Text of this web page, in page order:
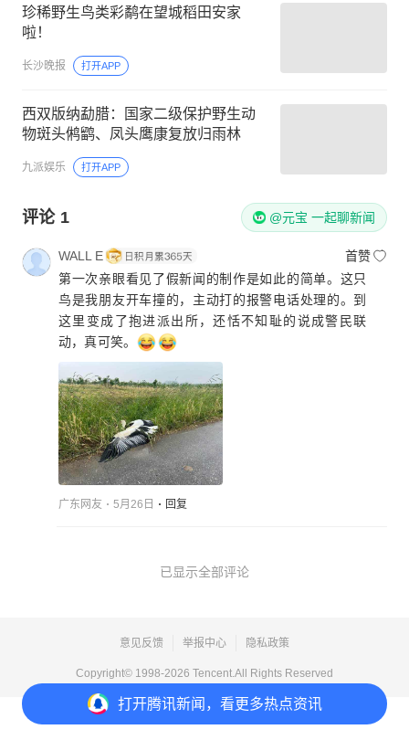
打开腾讯新闻，看更多热点资讯
珍稀野生鸟类彩鹬在望城稻田安家
啦！
长沙晚报 打开APP
西双版纳勐腊：国家二级保护野生动
物斑头鸺鹠、凤头鹰康复放归雨林
九派娱乐 打开APP
评论 1 @元宝 一起聊新闻
WALL E
首赞
第一次亲眼看见了假新闻的制作是如此的简单。这只
鸟是我朋友开车撞的，主动打的报警电话处理的。到
这里变成了抱进派出所，还恬不知耻的说成警民联
动，真可笑。
广东网友 5月26日 回复
已显示全部评论
意见反馈 举报中心 隐私政策
Copyright© 1998-2026 Tencent.All Rights Reserved